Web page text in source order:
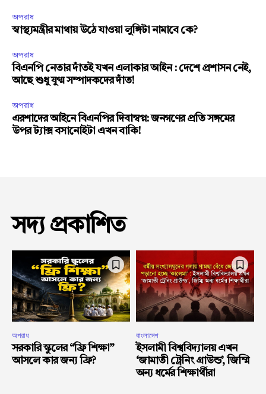
অপরাধ
স্বাস্থ্যমন্ত্রীর মাথায় উঠে যাওয়া লুঙ্গিটা নামাবে কে?
অপরাধ
বিএনপি নেতার দাঁতই যখন এলাকার আইন : দেশে প্রশাসন নেই,
আছে শুধু যুগ্ম সম্পাদকদের দাঁত!
অপরাধ
এরশাদের আইনে বিএনপির দিবাস্বপ্ন: জনগণের প্রতি সঙ্গমের
উপর ট্যাক্স বসানোইটা এখন বাকি!
সদ্য প্রকাশিত
অপরাধ
সরকারি স্কুলের “ফ্রি শিক্ষা”
আসলে কার জন্য ফ্রি?
বাংলাদেশ
ইসলামী বিশ্ববিদ্যালয় এখন
‘জামাতী ট্রেনিং গ্রাউন্ড’, জিম্মি
অন্য ধর্মের শিক্ষার্থীরা